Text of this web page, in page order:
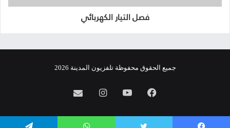
فصل التيار الكهربائي
جميع الحقوق محفوظة تلفزيون المدينة 2026
فيسبوكيوتيوبانستقرامinfo@almadina.tv